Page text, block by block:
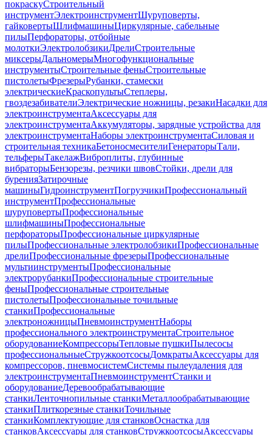
покраскуСтроительный
инструментЭлектроинструментШуруповерты,
гайковертыШлифмашиныЦиркулярные, сабельные
пилыПерфораторы, отбойные
молоткиЭлектролобзикиДрелиСтроительные
миксерыДальномерыМногофункциональные
инструментыСтроительные феныСтроительные
пистолетыФрезерыРубанки, стамески
электрическиеКраскопультыСтеплеры,
гвоздезабивателиЭлектрические ножницы, резакиНасадки для
электроинструментаАксессуары для
электроинструментаАккумуляторы, зарядные устройства для
электроинструментаНаборы электроинструментаСиловая и
строительная техникаБетоносмесителиГенераторыТали,
тельферыТакелажВиброплиты, глубинные
вибраторыБензорезы, резчики швовСтойки, дрели для
буренияЗатирочные
машиныГидроинструментПогрузчикиПрофессиональный
инструментПрофессиональные
шуруповертыПрофессиональные
шлифмашиныПрофессиональные
перфораторыПрофессиональные циркулярные
пилыПрофессиональные электролобзикиПрофессиональные
дрелиПрофессиональные фрезерыПрофессиональные
мультиинструментыПрофессиональные
электрорубанкиПрофессиональные строительные
феныПрофессиональные строительные
пистолетыПрофессиональные точильные
станкиПрофессиональные
электроножницыПневмоинструментНаборы
профессионального электроинструментаСтроительное
оборудованиеКомпрессорыТепловые пушкиПылесосы
профессиональныеСтружкоотсосыДомкратыАксессуары для
компрессоров, пневмосистемСистемы пылеудаления для
электроинструментаПневмоинструментСтанки и
оборудованиеДеревообрабатывающие
станкиЛенточнопильные станкиМеталлообрабатывающие
станкиПлиткорезные станкиТочильные
станкиКомплектующие для станковОснастка для
станковАксессуары для станковСтружкоотсосыАксессуары